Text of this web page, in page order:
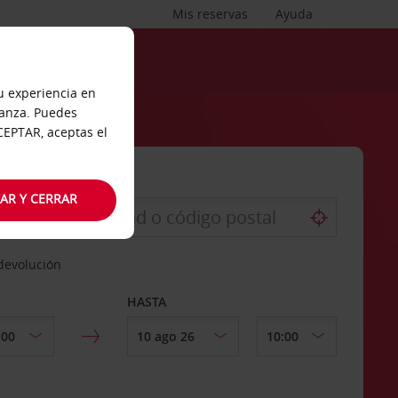
Ayuda
Mis reservas
HASTA
experiencia en
Puedes
aceptas el
Y CERRAR